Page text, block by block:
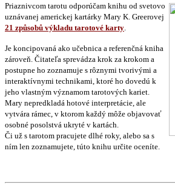
Priaznivcom tarotu odporúčam knihu od svetovo
uznávanej americkej kartárky Mary K. Greerovej
21 způsobů výkladu tarotové karty
Je koncipovaná ako učebnica a referenčná kniha
zároveň. Čitateľa sprevádza krok za krokom a
postupne ho zoznamuje s rôznymi tvorivými a
interaktívnymi technikami, ktoré ho dovedú k
jeho vlastným významom tarotových kariet.
Mary nepredkladá hotové interpretácie, ale
vytvára rámec, v ktorom každý môže objavovať
osobné posolstvá ukryté v kartách.
Či už s tarotom pracujete dlhé roky, alebo sa s
ním len zoznamujete, túto knihu určite oceníte.